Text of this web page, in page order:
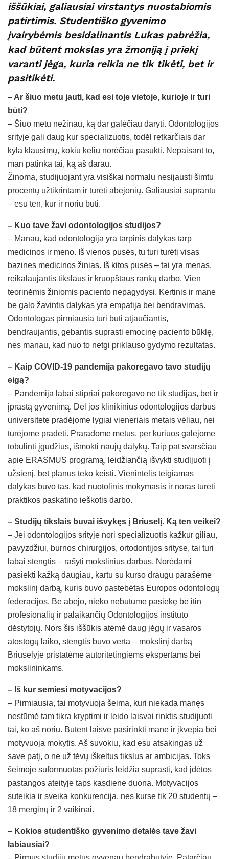
iššūkiai, galiausiai virstantys nuostabiomis
patirtimis. Studentiško gyvenimo
įvairybėmis besidalinantis Lukas pabrėžia,
kad būtent mokslas yra žmoniją į priekį
varanti jėga, kuria reikia ne tik tikėti, bet ir
pasitikėti.
– Ar šiuo metu jauti, kad esi toje vietoje, kurioje ir turi
būti?
– Šiuo metu nežinau, ką dar galėčiau daryti. Odontologijos
srityje gali daug kur specializuotis, todėl retkarčiais dar
kyla klausimų, kokiu keliu norėčiau pasukti. Nepaisant to,
man patinka tai, ką aš darau.
Žinoma, studijuojant yra visiškai normalu nesijausti šimtu
procentų užtikrintam ir turėti abejonių. Galiausiai suprantu
– esu ten, kur ir noriu būti.
– Kuo tave žavi odontologijos studijos?
– Manau, kad odontologija yra tarpinis dalykas tarp
medicinos ir meno. Iš vienos pusės, tu turi turėti visas
bazines medicinos žinias. Iš kitos pusės – tai yra menas,
reikalaujantis tikslaus ir kruopštaus rankų darbo. Vien
teorinėmis žiniomis paciento nepagydysi. Kertinis ir mane
be galo žavintis dalykas yra empatija bei bendravimas.
Odontologas pirmiausia turi būti atjaučiantis,
bendraujantis, gebantis suprasti emocinę paciento būklę,
nes manau, kad nuo to netgi priklauso gydymo rezultatas.
– Kaip COVID-19 pandemija pakoregavo tavo studijų
eigą?
– Pandemija labai stipriai pakoregavo ne tik studijas, bet ir
įprastą gyvenimą. Dėl jos klinikinius odontologijos darbus
universitete pradėjome lygiai vieneriais metais vėliau, nei
turėjome pradėti. Praradome metus, per kuriuos galėjome
tobulinti įgūdžius, išmokti naujų dalykų. Taip pat svarsčiau
apie ERASMUS programą, leidžiančią išvykti studijuoti į
užsienį, bet planus teko keisti. Vienintelis teigiamas
dalykas buvo tas, kad nuotolinis mokymasis ir noras turėti
praktikos paskatino ieškotis darbo.
– Studijų tikslais buvai išvykęs į Briuselį. Ką ten veikei?
– Jei odontologijos srityje nori specializuotis kažkur giliau,
pavyzdžiui, burnos chirurgijos, ortodontijos srityse, tai turi
labai stengtis – rašyti mokslinius darbus. Norėdami
pasiekti kažką daugiau, kartu su kurso draugu parašėme
mokslinį darbą, kuris buvo pastebėtas Europos odontologų
federacijos. Be abejo, nieko nebūtume pasiekę be itin
profesionalių ir palaikančių Odontologijos instituto
dėstytojų. Nors šis iššūkis atėmė daug jėgų ir vasaros
atostogų laiko, stengtis buvo verta – mokslinį darbą
Briuselyje pristatėme autoritetingiems ekspertams bei
mokslininkams.
– Iš kur semiesi motyvacijos?
– Pirmiausia, tai motyvuoja šeima, kuri niekada manęs
nestūmė tam tikra kryptimi ir leido laisvai rinktis studijuoti
tai, ko aš noriu. Būtent laisvė pasirinkti mane ir įkvepia bei
motyvuoja mokytis. Aš suvokiu, kad esu atsakingas už
save patį, o ne už tėvų iškeltus tikslus ar ambicijas. Toks
šeimoje suformuotas požiūris leidžia suprasti, kad įdėtos
pastangos ateityje taps kasdiene duona. Motyvacijos
suteikia ir sveika konkurencija, nes kurse tik 20 studentų –
18 merginų ir 2 vaikinai.
– Kokios studentiško gyvenimo detalės tave žavi
labiausiai?